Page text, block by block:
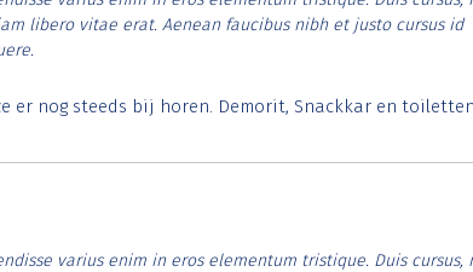
libero vitae erat. Aenean faucibus nibh et justo cursus id
er nog steeds bij horen. Demorit, Snackkar en
varius enim in eros elementum tristique. Duis cursus,